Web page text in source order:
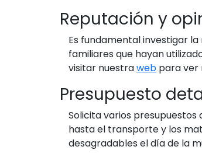
Reputación y
Es fundamental investigar
familiares que hayan
visitar nuestraweb para ver
Presupuesto
Solicita varios
hasta el transporte y los
desagradables el día de la